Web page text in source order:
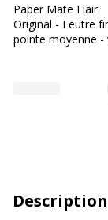
Paper Mate Flair
Original - Feutre
pointe moyenne -
Description